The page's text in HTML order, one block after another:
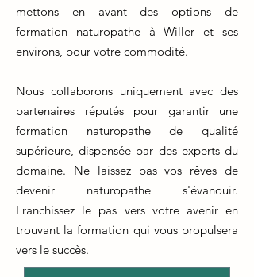
mettons en avant des options de
formation naturopathe à Willer et ses
environs, pour votre commodité.
Nous collaborons uniquement avec des
partenaires réputés pour garantir une
formation naturopathe de qualité
supérieure, dispensée par des experts du
domaine. Ne laissez pas vos rêves de
devenir naturopathe s'évanouir.
Franchissez le pas vers votre avenir en
trouvant la formation qui vous propulsera
vers le succès.